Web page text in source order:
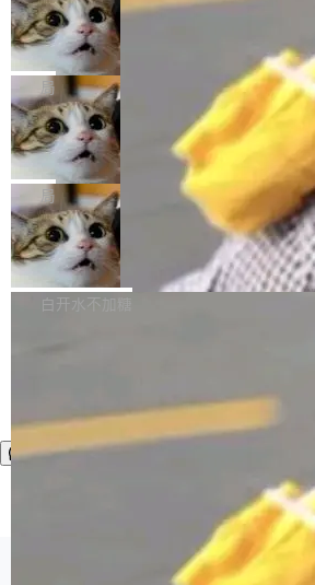
字，留下了这份纪念。 雷霄骅曾是中国传媒
数字电视技术方向的博士生，长期从事视
频技...
务，最终却产生了 180 万美元的账单，实际
超出原定预算 860%。 更令人意外的是，
最终并未成功落地，而高额算力消耗持续
达 5 个月，公司直到财务对账时才察觉异
意味着一个无人看管的 AI 程序，在近半年
里日夜不停地"烧钱"。 复盘显示，...
且按目前的速度，中国 AI 工具预计在今年
2027 年就能追上美国前沿实验室的水平。
ngue 把原因归结为一件事：开放协作。中
AI 开发者在一个共享和协作的生态里加速
而美国模型厂商在"闭门造车"。他的原话是
ding in silos"——各自为战，互不通气。 这
断从他嘴里说出来分量不同。Hugging
全球最大的开源 AI 平台，上面跑着上百万
型。谁在开源赛道上领先，...
当 AI agent 把源码变成了最好的扩展系
统，开发者工具必须开源
五年前，David Crawshaw 问过很多软件
一个问题：你写过什么给自己用的程序？
乎都是没有。工程师们整天用别人写的程
序给别人用。偶尔有人自己写个博客系统、
家居控制、家庭实验室，都算稀奇事。
aw 是 Shelley 的作者，一个开源 AI
nt。他最近在博客上写了一篇文章，核心论
简单：开发者工具必须开源。 理由不是传
由软件情怀，而是一个跟 AI agent 直接相
技术判断。 两行 prompt 就能个性化任何
局
DeepSeek Harness 宣布内测邀请，全
网最大规模开源 Agent 路演现场诞生
一条内测招募帖，发出去的时候大概没人
会变成一场开源 Agent 生态的路演。 8月1
DeepSeek Harness 团队负责人崔添翼（
i）在 X 上发帖： 「如果你是 Agent
关开源项目的开发者，希望参加
ness 的内测，可以回复或私信联系我。请
Harness 负责把能力落到真实环境中——调
具、读写文件、管理上下文、处理错误、完
环。崔添翼招人的标...
局
商汤 SenseNova U1.5-Lite-Preview
开源
商汤科技宣布面向社区开源轻量级统一多
型的预览版本 SenseNova U1.5-Lite-
理解、推理、生成与编辑，还仅以 8B-MoT
量大小，将能力推进到4K、更精细的真实质
更复杂的视觉控制和可持续迭代编辑。 相比
1，U1.5-Lite-Preview 在以下方向上带来
提升： 原生支持4K图像生成； 更精细的局
理、细节与真实世界质感； 更准确的中英
生成与复杂版式组织； 更稳定的图...
白开水不加糖
©OSCHINA(OSChina.NET)